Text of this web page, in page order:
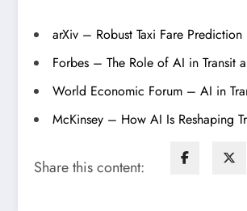
arXiv – Robust Taxi Fare
Forbes – The Role of AI in Transit
World Economic Forum – AI in
McKinsey – How AI Is Reshaping
Share this content: